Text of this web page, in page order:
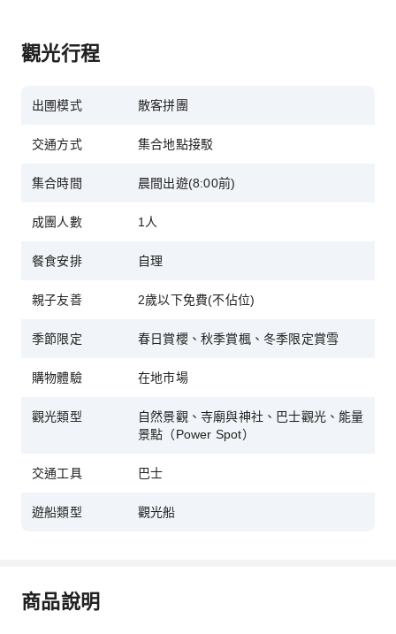
觀光行程
出圑模式 散客拼團
交通方式 集合地點接駁
集合時間 晨間出遊(8:00前)
成團人數 1人
餐食安排 自理
親子友善 2歲以下免費(不佔位)
季節限定 春日賞櫻、秋季賞楓、冬季限定賞雪
購物體驗 在地市場
觀光類型
自然景觀、寺廟與神社、巴士觀光、能量
景點（Power Spot）
交通工具 巴士
遊船類型 觀光船
商品說明